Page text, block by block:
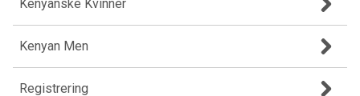
Kenyanske Kvinner
Kenyan Men
Registrering